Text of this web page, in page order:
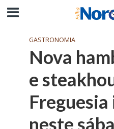
GASTRONOMIA
Nova
e
neste